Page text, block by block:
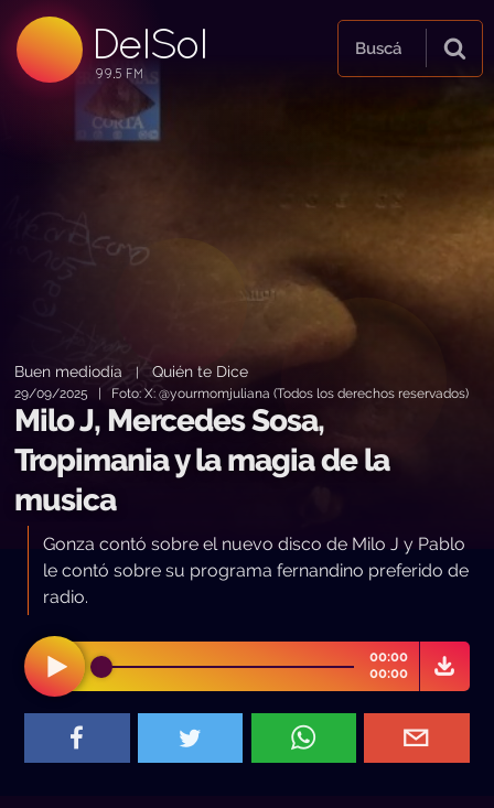
DelSol
99.5 FM
99.5 FM
99.5 FM
Buscá
Buen mediodía |Quién te Dice
29/09/2025 | Foto: X: @yourmomjuliana (Todos los derechos reservados)
Milo J, Mercedes Sosa,
Tropimania y la magia de la
musica
Gonza contó sobre el nuevo disco de Milo J y Pablo
le contó sobre su programa fernandino preferido de
radio.
00:00
00:00